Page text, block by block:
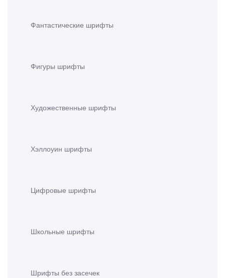
Фантастические шрифты
Фигуры шрифты
Художественные шрифты
Хэллоуин шрифты
Цифровые шрифты
Школьные шрифты
Шрифты без засечек